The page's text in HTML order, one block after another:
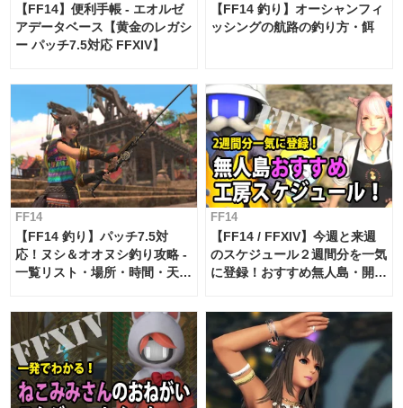
【FF14】便利手帳 - エオルゼ
アデータベース【黄金のレガシ
ー パッチ7.5対応 FFXIV】
【FF14 釣り】オーシャンフィ
ッシングの航路の釣り方・餌
FF14
【FF14 釣り】パッチ7.5対
応！ヌシ＆オオヌシ釣り攻略 -
一覧リスト・場所・時間・天
FF14
【FF14 / FFXIV】今週と来週
のスケジュール２週間分を一気
に登録！おすすめ無人島・開拓